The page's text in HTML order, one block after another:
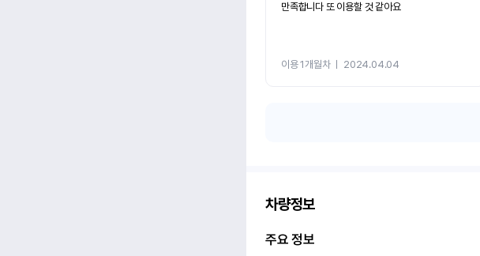
만족합니다 또 이용할 것 같아요
이용 1개월차ㅣ 2024.04.04
차량정보
주요 정보